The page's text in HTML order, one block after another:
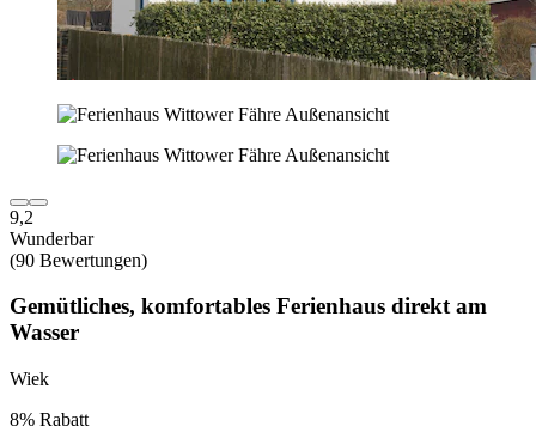
9,2
Wunderbar
(90 Bewertungen)
Gemütliches, komfortables Ferienhaus direkt am
Wasser
Wiek
8% Rabatt